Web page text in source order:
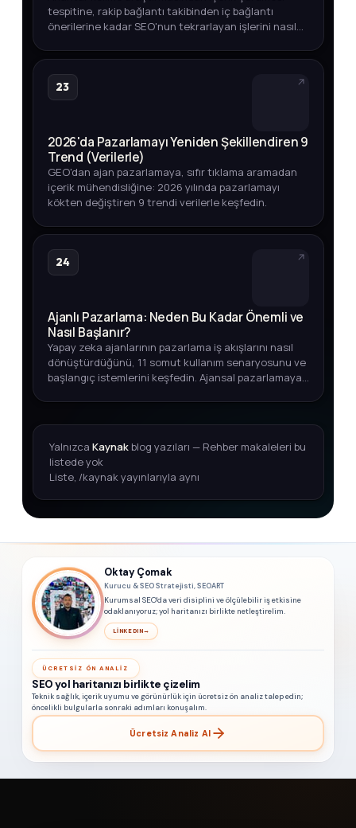
tespitine, rakip bağlantı takibinden iç bağlantı
önerilerine kadar SEO'nun tekrarlayan işlerini nasıl
23
2026'da Pazarlamayı Yeniden Şekillendiren 9
Trend (Verilerle)
GEO'dan ajan pazarlamaya, sıfır tıklama aramadan
içerik mühendisliğine: 2026 yılında pazarlamayı
kökten değiştiren 9 trendi verilerle keşfedin.
24
Ajanlı Pazarlama: Neden Bu Kadar Önemli ve
Nasıl Başlanır?
Yapay zeka ajanlarının pazarlama iş akışlarını nasıl
dönüştürdüğünü, 11 somut kullanım senaryosunu ve
başlangıç istemlerini keşfedin. Ajansal pazarlamaya
Yalnızca Kaynakblog yazıları — Rehber makaleleri bu
listede yok
Liste, /kaynak yayınlarıyla aynı
Oktay Çomak
Kurucu & SEO Stratejisti, SEOART
Kurumsal SEO'da veri disiplini ve ölçülebilir iş etkisine
odaklanıyoruz; yol haritanızı birlikte netleştirelim.
LINKEDIN→
ÜCRETSIZ ÖN ANALIZ
SEO yol haritanızı birlikte çizelim
Teknik sağlık, içerik uyumu ve görünürlük için ücretsiz ön analiz talep edin;
öncelikli bulgularla sonraki adımları konuşalım.
Ücretsiz Analiz Al